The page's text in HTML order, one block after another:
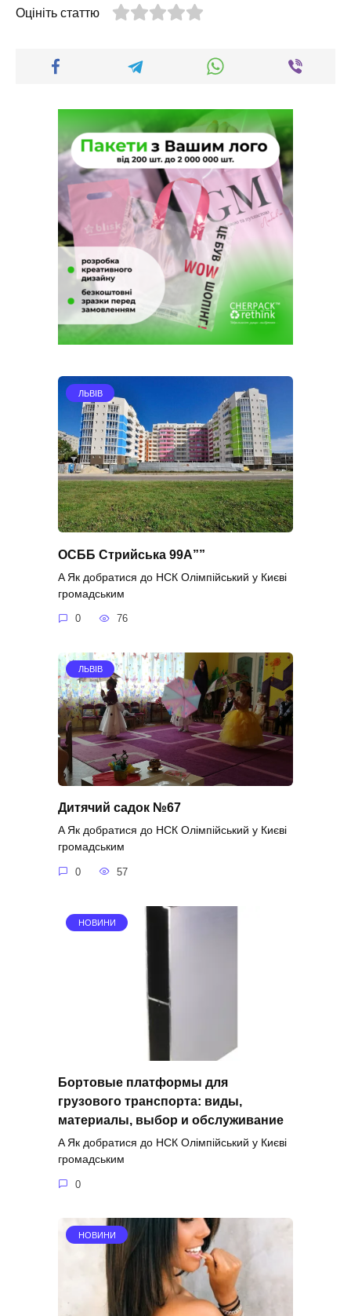
Оцініть статтю
ЛЬВІВ
ОСББ Стрийська 99А””
A Як добратися до НСК Олімпійський у Києві
громадським
0 76
ЛЬВІВ
Дитячий садок №67
A Як добратися до НСК Олімпійський у Києві
громадським
0 57
НОВИНИ
Бортовые платформы для
грузового транспорта: виды,
материалы, выбор и обслуживание
A Як добратися до НСК Олімпійський у Києві
громадським
0
НОВИНИ